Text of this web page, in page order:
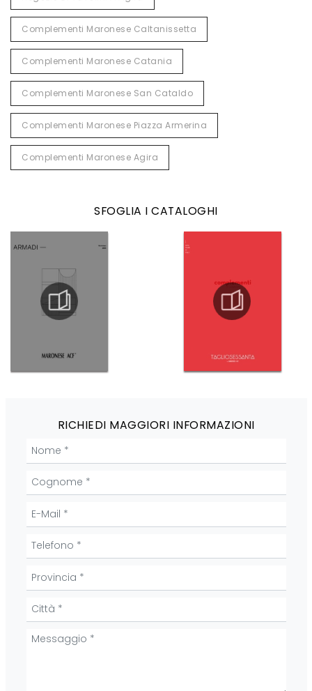
Complementi Maronese Caltanissetta
Complementi Maronese Catania
Complementi Maronese San Cataldo
Complementi Maronese Piazza Armerina
Complementi Maronese Agira
SFOGLIA I CATALOGHI
RICHIEDI MAGGIORI INFORMAZIONI